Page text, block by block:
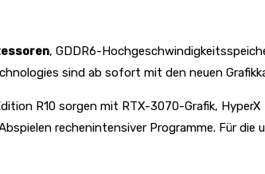
, GDDR6-
sind ab sofort mit den neuen
R10 sorgen mit RTX-3070-Grafik,
rechenintensiver Programme. Für